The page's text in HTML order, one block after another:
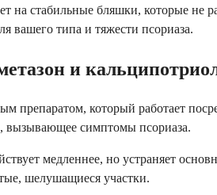
на стабильные бляшки, которые
вашего типа и тяжести псориаза.
и
препаратом, который работает
вызывающее симптомы псориаза.
медленнее, но устраняет
шелушащиеся участки.